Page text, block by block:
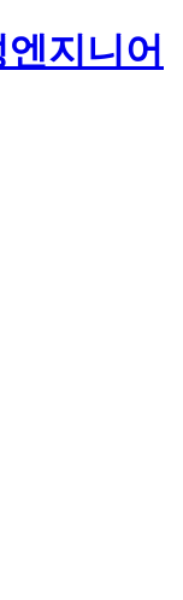
엔지니어